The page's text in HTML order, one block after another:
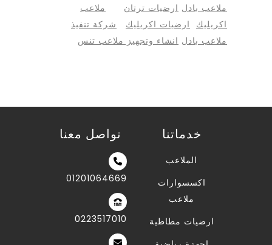
ملاعب بادل ارضيات ترتان
ملاعب
اكريليك
ارضيات اكريليك
شركة تنفيذ
ملاعب بادل انشاء وتجهيز ملاعب تنس
تواصل معنا
01201064669
0223517010
خدماتنا
الملاعب
اكسسوارات
ملاعب
ارضيات مطاطية